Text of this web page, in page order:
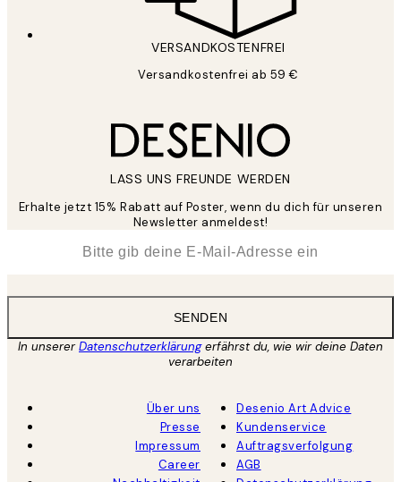
VERSANDKOSTENFREI
Versandkostenfrei ab 59 €
LASS UNS FREUNDE WERDEN
Erhalte jetzt 15% Rabatt auf Poster, wenn du dich für unseren
Newsletter anmeldest!
SENDEN
In unsererDatenschutzerklärungerfährst du, wie wir deine Daten
verarbeiten
Über uns
Presse
Impressum
Career
Desenio Art Advice
Kundenservice
Auftragsverfolgung
AGB